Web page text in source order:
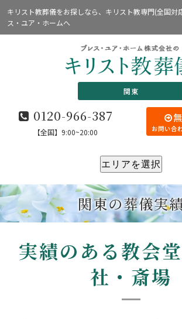
キリスト教葬儀をお探しなら、キリスト教専門(全国対
ス・ユア・ホームへ
関東
お問い合
0120-966-387
【全国】9:00~20:00
エリアを選択
関東の葬儀実
実績のある教会
社・斎場